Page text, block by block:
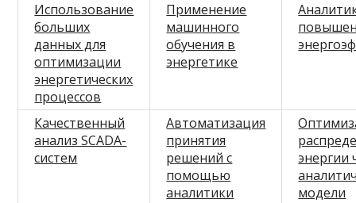
Использование
больших
данных для
оптимизации
энергетических
процессов
Применение
машинного
обучения в
энергетике
Качественный
анализ SCADA-
систем
Автоматизация
принятия
решений с
помощью
аналитики
энергии
модели